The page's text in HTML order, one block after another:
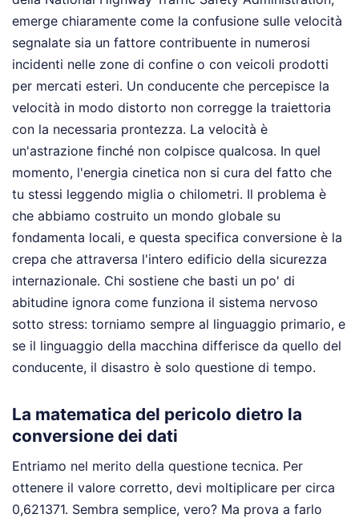
emerge chiaramente come la confusione sulle velocità
segnalate sia un fattore contribuente in numerosi
incidenti nelle zone di confine o con veicoli prodotti
per mercati esteri. Un conducente che percepisce la
velocità in modo distorto non corregge la traiettoria
con la necessaria prontezza. La velocità è
un'astrazione finché non colpisce qualcosa. In quel
momento, l'energia cinetica non si cura del fatto che
tu stessi leggendo miglia o chilometri. Il problema è
che abbiamo costruito un mondo globale su
fondamenta locali, e questa specifica conversione è la
crepa che attraversa l'intero edificio della sicurezza
internazionale. Chi sostiene che basti un po' di
abitudine ignora come funziona il sistema nervoso
sotto stress: torniamo sempre al linguaggio primario, e
se il linguaggio della macchina differisce da quello del
conducente, il disastro è solo questione di tempo.
La matematica del pericolo dietro la
conversione dei dati
Entriamo nel merito della questione tecnica. Per
ottenere il valore corretto, devi moltiplicare per circa
0,621371. Sembra semplice, vero? Ma prova a farlo